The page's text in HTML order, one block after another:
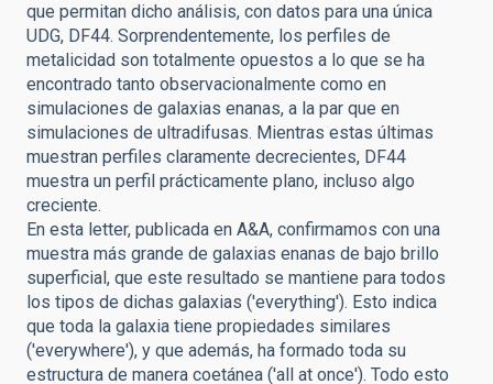
que permitan dicho análisis, con datos para una única
UDG, DF44. Sorprendentemente, los perfiles de
metalicidad son totalmente opuestos a lo que se ha
encontrado tanto observacionalmente como en
simulaciones de galaxias enanas, a la par que en
simulaciones de ultradifusas. Mientras estas últimas
muestran perfiles claramente decrecientes, DF44
muestra un perfil prácticamente plano, incluso algo
creciente.
En esta letter, publicada en A&A, confirmamos con una
muestra más grande de galaxias enanas de bajo brillo
superficial, que este resultado se mantiene para todos
los tipos de dichas galaxias ('everything'). Esto indica
que toda la galaxia tiene propiedades similares
('everywhere'), y que además, ha formado toda su
estructura de manera coetánea ('all at once'). Todo esto